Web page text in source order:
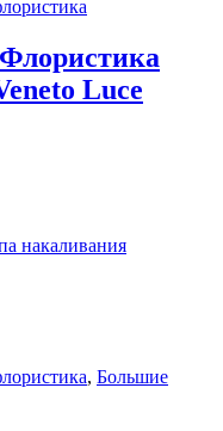
Luce
накаливания
, Большие